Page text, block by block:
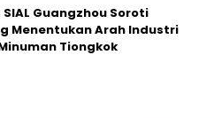
Guangzhou Soroti
Menentukan Arah Industri
Tiongkok